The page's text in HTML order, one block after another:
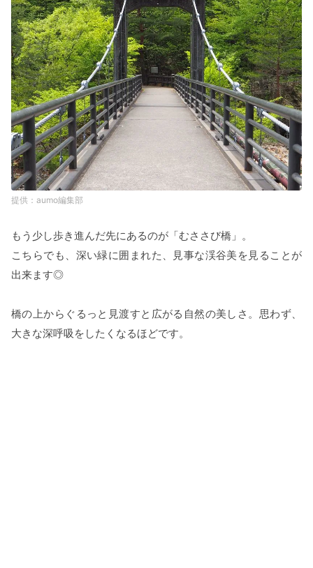
aumo編集部
もう少し歩き進んだ先にあるのが「むささび橋」。
こちらでも、深い緑に囲まれた、見事な渓谷美を見ることが
出来ます◎
橋の上からぐるっと見渡すと広がる自然の美しさ。思わず、
大きな深呼吸をしたくなるほどです。